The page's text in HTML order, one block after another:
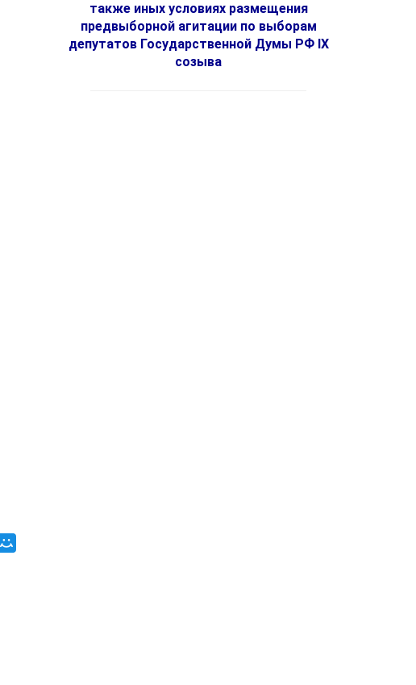
также иных условиях размещения
предвыборной агитации по выборам
депутатов Государственной Думы РФ IX
созыва